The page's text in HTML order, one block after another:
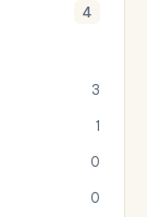
4
3
1
0
0